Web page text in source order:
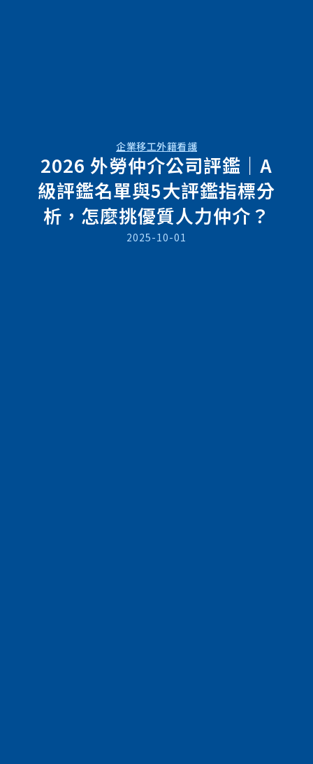
企業移工外籍看護
2026 外勞仲介公司評鑑｜A
級評鑑名單與5大評鑑指標分
析，怎麼挑優質人力仲介？
2025-10-01